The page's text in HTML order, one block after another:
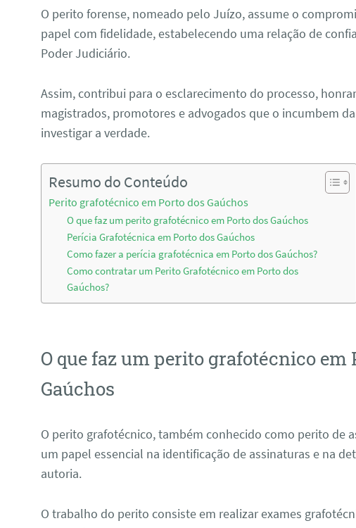
O perito forense, nomeado pelo Juízo, assume o
papel com fidelidade, estabelecendo uma relação de
Poder Judiciário.
Assim, contribui para o esclarecimento do processo,
magistrados, promotores e advogados que o incumbem
investigar a verdade.
Resumo do Conteúdo
Perito grafotécnico em Porto dos Gaúchos
O que faz um perito grafotécnico em Porto dos Gaúchos
Perícia Grafotécnica em Porto dos Gaúchos
Como fazer a perícia grafotécnica em Porto dos Gaúchos?
Como contratar um Perito Grafotécnico em Porto dos
Gaúchos?
O que faz um perito grafotécnico em
Gaúchos
O perito grafotécnico, também conhecido como perito de
um papel essencial na identificação de assinaturas e na
autoria.
O trabalho do perito consiste em realizar exames